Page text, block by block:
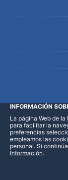
LinkedIn
INFORMACIÓN
La página Web de
para facilitar la
preferencias
empleamos las
personal. Si
Información.